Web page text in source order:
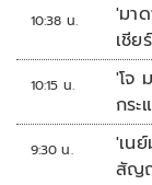
10:38 น.
'มา
เชี
10:15 น.
'โจ
กระ
เลย
9:30 น.
'เน
สัญ